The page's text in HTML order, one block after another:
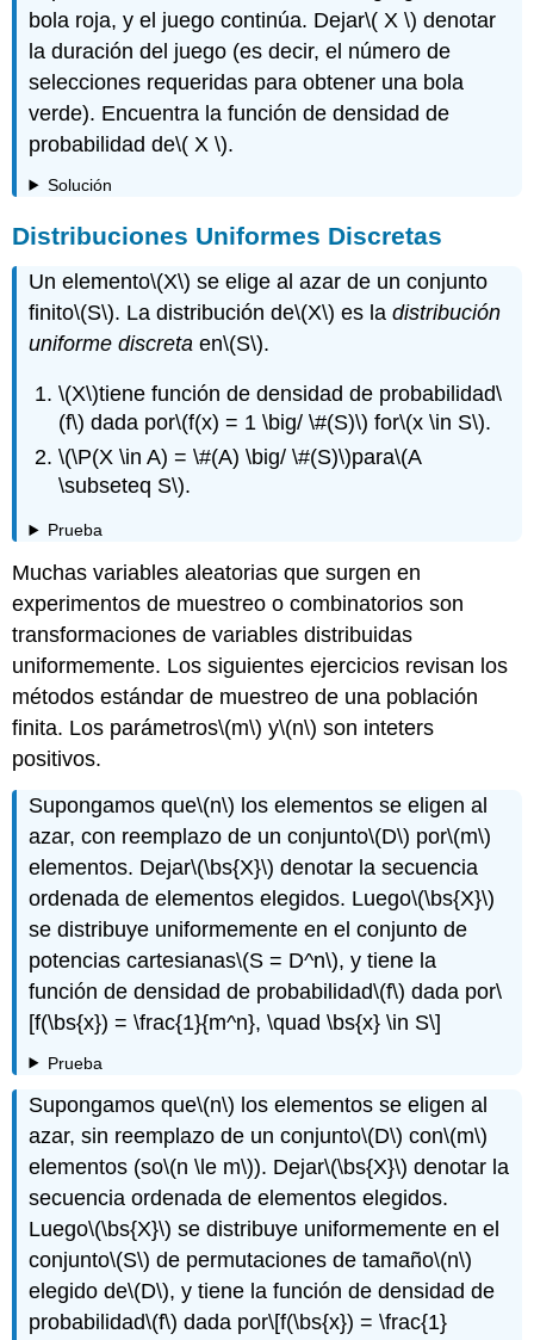
bola roja, y el juego continúa. Dejar\( X \) denotar
la duración del juego (es decir, el número de
selecciones requeridas para obtener una bola
verde). Encuentra la función de densidad de
probabilidad de\( X \).
Solución
Distribuciones Uniformes Discretas
Un elemento\(X\) se elige al azar de un conjunto
finito\(S\). La distribución de\(X\) es ladistribución
uniforme discreta en\(S\).
\(X\)tiene función de densidad de probabilidad\
(f\) dada por\(f(x) = 1 \big/ \#(S)\) for\(x \in S\).
\(\P(X \in A) = \#(A) \big/ \#(S)\)para\(A
\subseteq S\).
Prueba
Muchas variables aleatorias que surgen en
experimentos de muestreo o combinatorios son
transformaciones de variables distribuidas
uniformemente. Los siguientes ejercicios revisan los
métodos estándar de muestreo de una población
finita. Los parámetros\(m\) y\(n\) son inteters
positivos.
Supongamos que\(n\) los elementos se eligen al
azar, con reemplazo de un conjunto\(D\) por\(m\)
elementos. Dejar\(\bs{X}\) denotar la secuencia
ordenada de elementos elegidos. Luego\(\bs{X}\)
se distribuye uniformemente en el conjunto de
potencias cartesianas\(S = D^n\), y tiene la
función de densidad de probabilidad\(f\) dada por\
[f(\bs{x}) = \frac{1}{m^n}, \quad \bs{x} \in S\]
Prueba
Supongamos que\(n\) los elementos se eligen al
azar, sin reemplazo de un conjunto\(D\) con\(m\)
elementos (so\(n \le m\)). Dejar\(\bs{X}\) denotar la
secuencia ordenada de elementos elegidos.
Luego\(\bs{X}\) se distribuye uniformemente en el
conjunto\(S\) de permutaciones de tamaño\(n\)
elegido de\(D\), y tiene la función de densidad de
probabilidad\(f\) dada por\[f(\bs{x}) = \frac{1}